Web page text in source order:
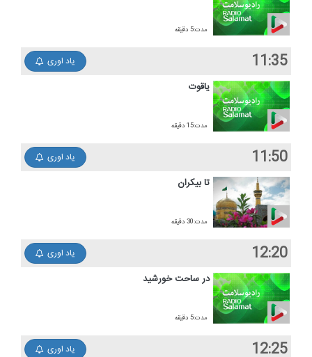
مدت:5 دقیقه
11:35 یاد اوری
یاقوت
مدت:15 دقیقه
11:50 یاد اوری
تا بیكران
مدت:30 دقیقه
12:20 یاد اوری
در ساحت خورشید
مدت:5 دقیقه
12:25 یاد اوری